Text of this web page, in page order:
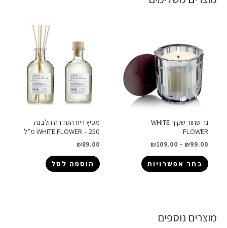
נר שחור שקוף WHITE
FLOWER
₪99.00
–
₪109.00
בחר אפשרויות
מפיץ ריח הסדרה הלבנה
WHITE FLOWER – 250 מ”ל
₪89.00
הוספה לסל
מוצרים נוספים